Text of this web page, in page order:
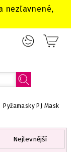
nezľavnené,
Pyžamasky PJ Mask
Nejlevnější